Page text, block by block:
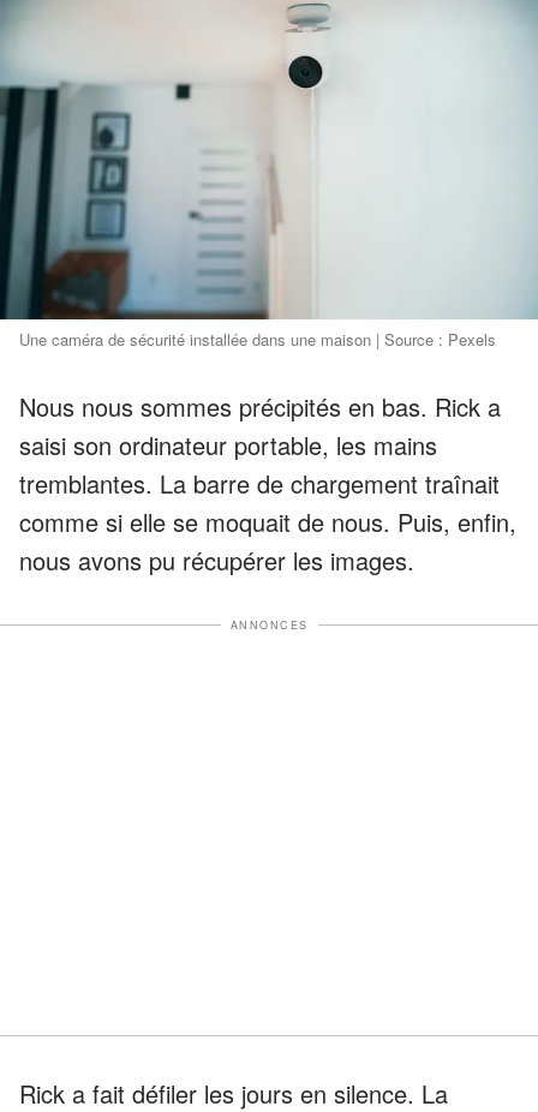
Une caméra de sécurité installée dans une maison | Source : Pexels
Nous nous sommes précipités en bas. Rick a
saisi son ordinateur portable, les mains
tremblantes. La barre de chargement traînait
comme si elle se moquait de nous. Puis, enfin,
nous avons pu récupérer les images.
ANNONCES
Rick a fait défiler les jours en silence. La